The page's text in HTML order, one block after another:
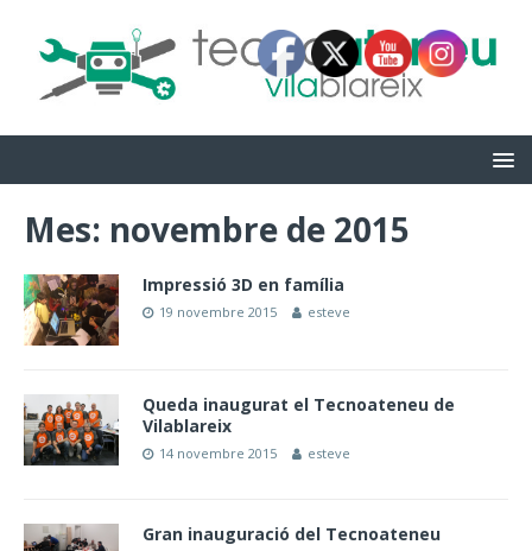
Mes: novembre de 2015
Impressió 3D en família
19 novembre 2015 esteve
Queda inaugurat el Tecnoateneu de
Vilablareix
14 novembre 2015 esteve
Gran inauguració del Tecnoateneu